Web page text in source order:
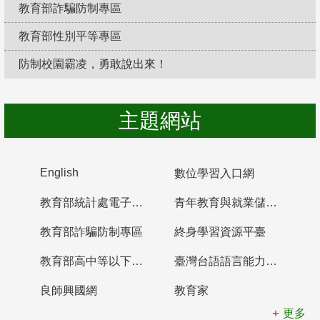
教育部詐騙防制專區
教育部性別平等專區
防制校園霸凌，勇敢說出來！
主題網站
English 數位學習入口網
教育部統計處電子書櫃 青年教育與就業儲蓄帳戶
教育部詐騙防制專區 終身學習資源平臺
教育部高中等以下學校及幼兒園教師資格檢定考試 臺灣台語語言能力認證網站
良師興國網
教育家
更多